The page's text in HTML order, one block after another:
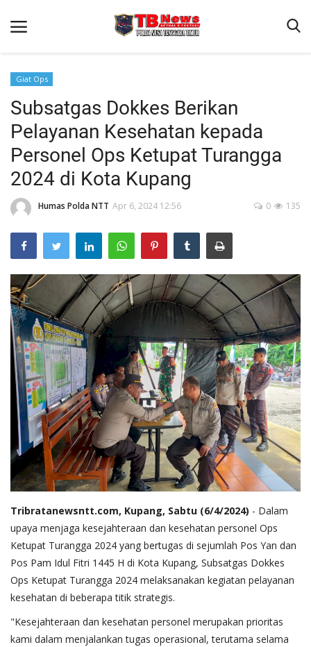
Beranda
Binkam
Terms & Conditions
Reskrim
Lantas
Polisi Kita
Mitra Polisi
Giat Ops
Link Polda NTT
Giat Ops
Subsatgas Dokkes Berikan
Pelayanan Kesehatan kepada
Personel Ops Ketupat Turangga
2024 di Kota Kupang
Humas Polda NTT Apr 6, 2024 12:56 135
0
Tribratanewsntt.com, Kupang, Sabtu (6/4/2024) - Dalam
upaya menjaga kesejahteraan dan kesehatan personel Ops
Ketupat Turangga 2024 yang bertugas di sejumlah Pos Yan dan
Pos Pam Idul Fitri 1445 H di Kota Kupang, Subsatgas Dokkes
Ops Ketupat Turangga 2024 melaksanakan kegiatan pelayanan
kesehatan di beberapa titik strategis.
"Kesejahteraan dan kesehatan personel merupakan prioritas
kami dalam menjalankan tugas operasional, terutama selama